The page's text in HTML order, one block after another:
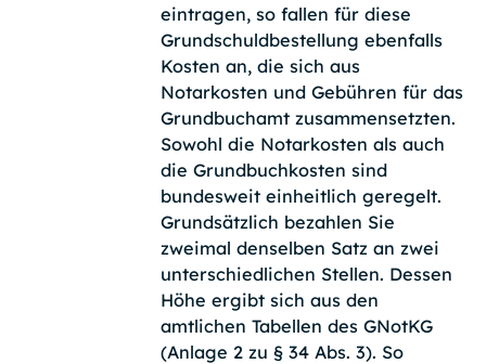
eintragen, so fallen für diese
Grundschuldbestellung ebenfalls
Kosten an, die sich aus
Notarkosten und Gebühren für das
Grundbuchamt zusammensetzten.
Sowohl die Notarkosten als auch
die Grundbuchkosten sind
bundesweit einheitlich geregelt.
Grundsätzlich bezahlen Sie
zweimal denselben Satz an zwei
unterschiedlichen Stellen. Dessen
Höhe ergibt sich aus den
amtlichen Tabellen des GNotKG
(Anlage 2 zu § 34 Abs. 3). So